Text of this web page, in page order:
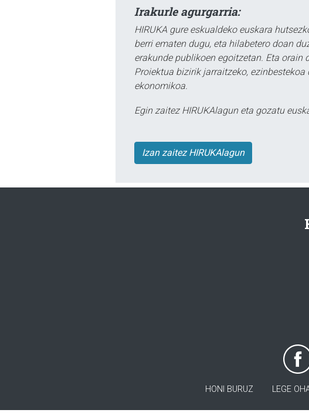
Irakurle agurgarria:
HIRUKA gure eskualdeko euskara
berri ematen dugu, eta hilabetero doan
erakunde publikoen egoitzetan. Eta
Proiektua bizirik jarraitzeko,
ekonomikoa.
Egin zaitez HIRUKAlagun eta gozatu
Izan zaitez HIRUKAlagun
HONI BURUZ LEGE